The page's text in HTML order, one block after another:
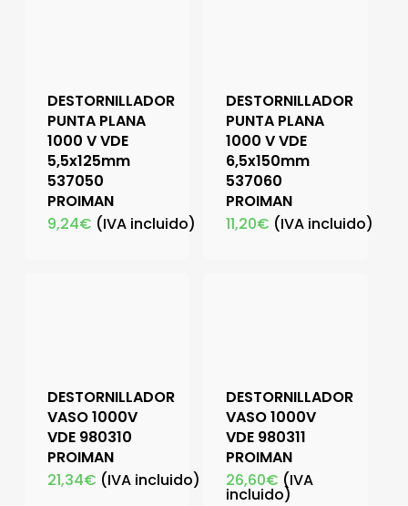
DESTORNILLADOR
PUNTA PLANA
1000 V VDE
5,5x125mm
537050
PROIMAN
9,24€ (IVA incluido)
DESTORNILLADOR
PUNTA PLANA
1000 V VDE
6,5x150mm
537060
PROIMAN
11,20€ (IVA incluido)
DESTORNILLADOR
VASO 1000V
VDE 980310
PROIMAN
21,34€ (IVA incluido)
DESTORNILLADOR
VASO 1000V
VDE 980311
PROIMAN
26,60€ (IVA
incluido)